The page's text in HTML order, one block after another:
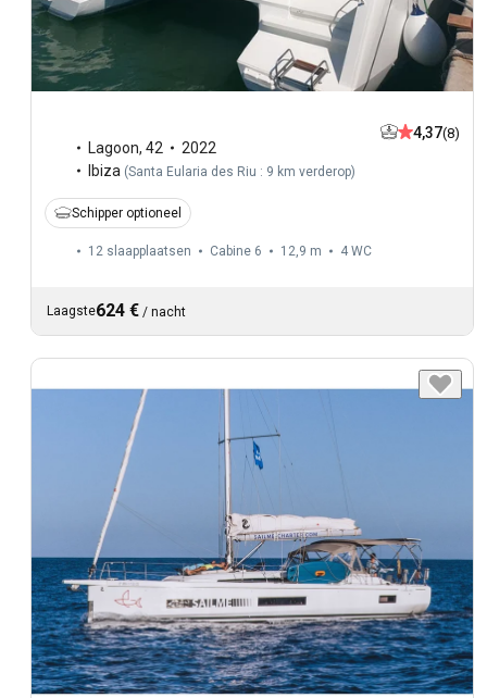
Lagoon, 42
2022
Ibiza (Santa Eularia des Riu : 9 km verderop)
4,37(8)
Schipper optioneel
12 slaapplaatsen Cabine 6 12,9 m 4 WC
Laagste624 € / nacht